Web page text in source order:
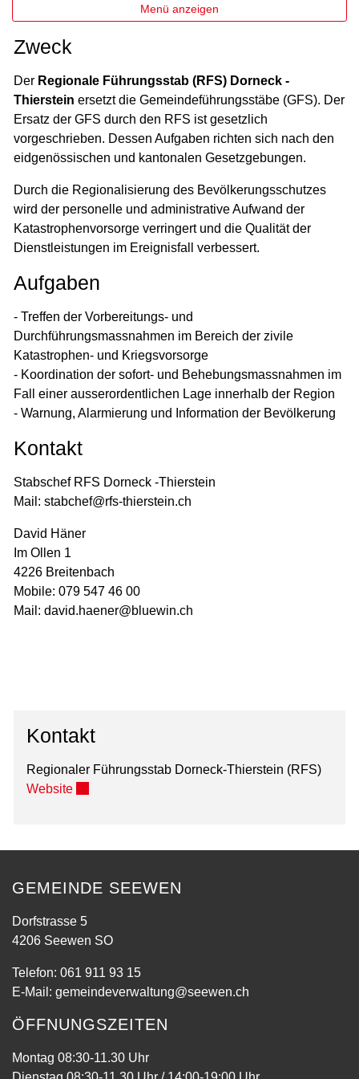
Menü anzeigen
Zweck
Der Regionale Führungsstab (RFS) Dorneck -
Thierstein ersetzt die Gemeindeführungsstäbe (GFS). Der
Ersatz der GFS durch den RFS ist gesetzlich
vorgeschrieben. Dessen Aufgaben richten sich nach den
eidgenössischen und kantonalen Gesetzgebungen.
Durch die Regionalisierung des Bevölkerungsschutzes
wird der personelle und administrative Aufwand der
Katastrophenvorsorge verringert und die Qualität der
Dienstleistungen im Ereignisfall verbessert.
Aufgaben
- Treffen der Vorbereitungs- und
Durchführungsmassnahmen im Bereich der zivile
Katastrophen- und Kriegsvorsorge
- Koordination der sofort- und Behebungsmassnahmen im
Fall einer ausserordentlichen Lage innerhalb der Region
- Warnung, Alarmierung und Information der Bevölkerung
Kontakt
Stabschef RFS Dorneck -Thierstein
Mail: stabchef@rfs-thierstein.ch
David Häner
Im Ollen 1
4226 Breitenbach
Mobile: 079 547 46 00
Mail: david.haener@bluewin.ch
Kontakt
Regionaler Führungsstab Dorneck-Thierstein (RFS)
WebsiteExterner Link wird in einem neuen Fenster
GEMEINDE SEEWEN
Dorfstrasse 5
4206 Seewen SO
Telefon: 061 911 93 15
E-Mail: gemeindeverwaltung@seewen.ch
ÖFFNUNGSZEITEN
Montag 08:30-11.30 Uhr